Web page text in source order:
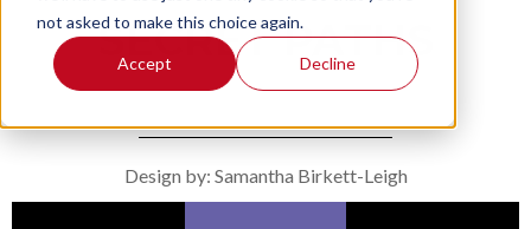
not asked to make this choice again.
Accept Decline
SECRET PATHS
Design by: Samantha Birkett-Leigh